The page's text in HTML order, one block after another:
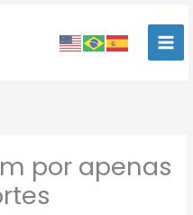
por apenas